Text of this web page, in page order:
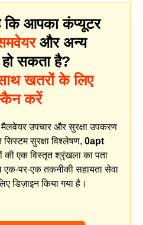
कि आपका कंप्यूटर
और अन्य
सकता है?
खतरों के लिए
करें
उपचार और सुरक्षा उपकरण
सुरक्षा विश्लेषण, 0apt
एक विस्तृत श्रृंखला का पता
पर-एक तकनीकी सहायता सेवा
डिज़ाइन किया गया है।